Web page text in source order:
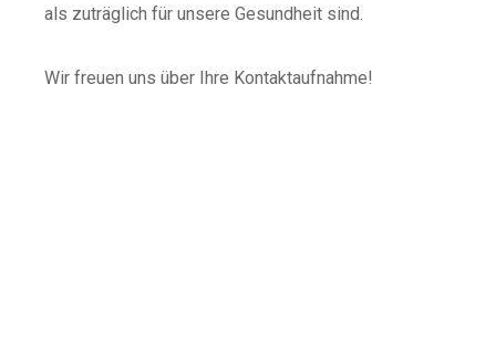
als zuträglich für unsere Gesundheit sind.
Wir freuen uns über Ihre Kontaktaufnahme!